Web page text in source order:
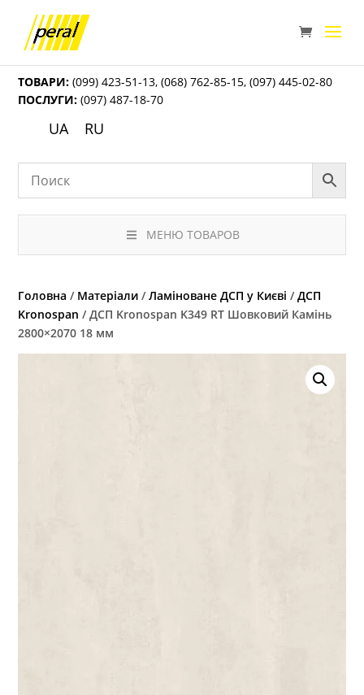
ТОВАРИ: (099) 423-51-13,(068) 762-85-15,(097) 445-02-80
ПОСЛУГИ: (097) 487-18-70
UA RU
МЕНЮ ТОВАРОВ
Головна / Матеріали /Ламіноване ДСП у Києві /ДСП
Kronospan / ДСП Kronospan K349 RT Шовковий Камінь
2800×2070 18 мм